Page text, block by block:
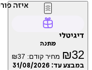
איזה
דיגיטלי
מתנה
₪32 מחיר קודם: ₪37
במבצע עד: 31/08/2026